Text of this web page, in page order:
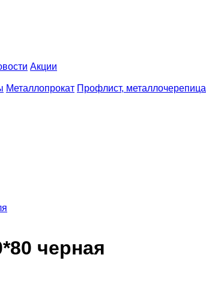
Акции
Металлопрокат Профлист, металлочерепица
черная